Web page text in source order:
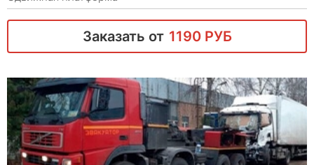
Заказать от 1190 РУБ